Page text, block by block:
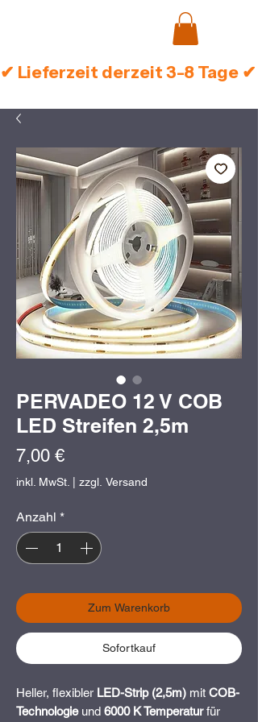
✔ Lieferzeit derzeit 3-8 Tage
PERVADEO 12 V COB
LED Streifen 2,5m
7,00 €Preis
inkl. MwSt. zzgl. Versand
Anzahl *
Zum Warenkorb
Sofortkauf
Heller, flexibler LED-Strip (2,5m) mit COB-
Technologieund 6000 K Temperaturfür